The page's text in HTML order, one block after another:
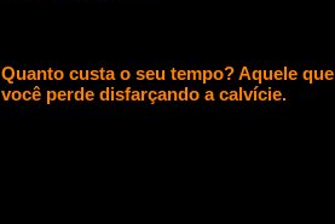
Quanto custa o seu tempo? Aquele que
você perde disfarçando a calvície.